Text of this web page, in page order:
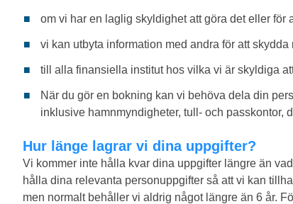
om vi har en laglig skyldighet att göra det eller för
vi kan utbyta information med andra för att
till alla finansiella institut hos vilka vi är skyldiga
När du gör en bokning kan vi behöva dela din
inklusive hamnmyndigheter, tull- och passkontor,
Hur länge lagrar vi dina uppgifter?
Vi kommer inte hålla kvar dina uppgifter längre än
hålla dina relevanta personuppgifter så att vi kan
men normalt behåller vi aldrig något längre än 6 år.